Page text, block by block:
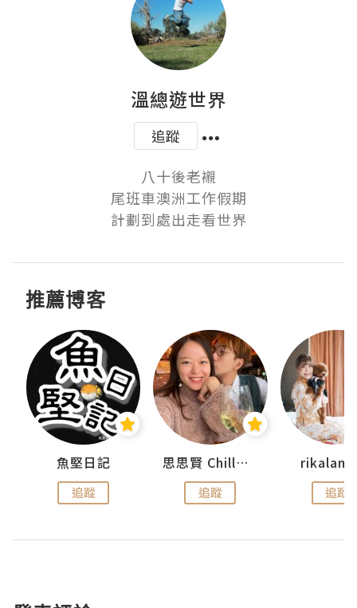
溫總遊世界
追蹤
八十後老襯
尾班車澳洲工作假期
計劃到處出走看世界
推薦博客
魚堅日記
追蹤
思思賢 ChillMyBabe
追蹤 追蹤